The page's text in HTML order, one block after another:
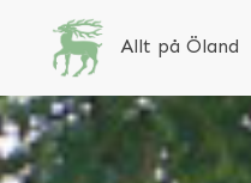
Allt på Öland